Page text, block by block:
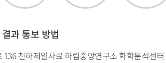
과 통보 방법
천하제일사료 하림중앙연구소 화학분석센터